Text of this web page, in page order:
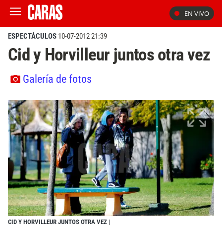
EN VIVO
ESPECTÁCULOS 10-07-2012 21:39
Cid y Horvilleur juntos otra vez
Galería de fotos
CID Y HORVILLEUR JUNTOS OTRA VEZ |